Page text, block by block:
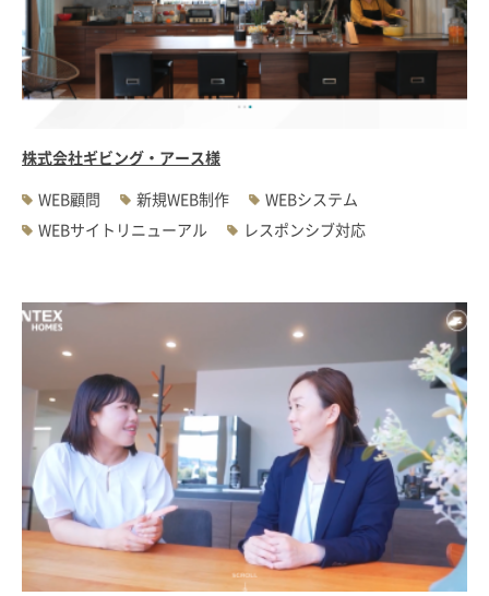
#SDGsサポート
#IT導入補助金
#JavaScript
#WEBサーバ移転
#AWS構築
#IoT関連
#Androidアプリ開発
#インソーシングコンサルティング
#採用・求人
#学校・教育・スクール
#病院・クリニック・医療
#集客サポート #広告運用
株式会社ギビング・アース様
WEB顧問
新規WEB制作
WEBシステム
WEBサイトリニューアル
レスポンシブ対応